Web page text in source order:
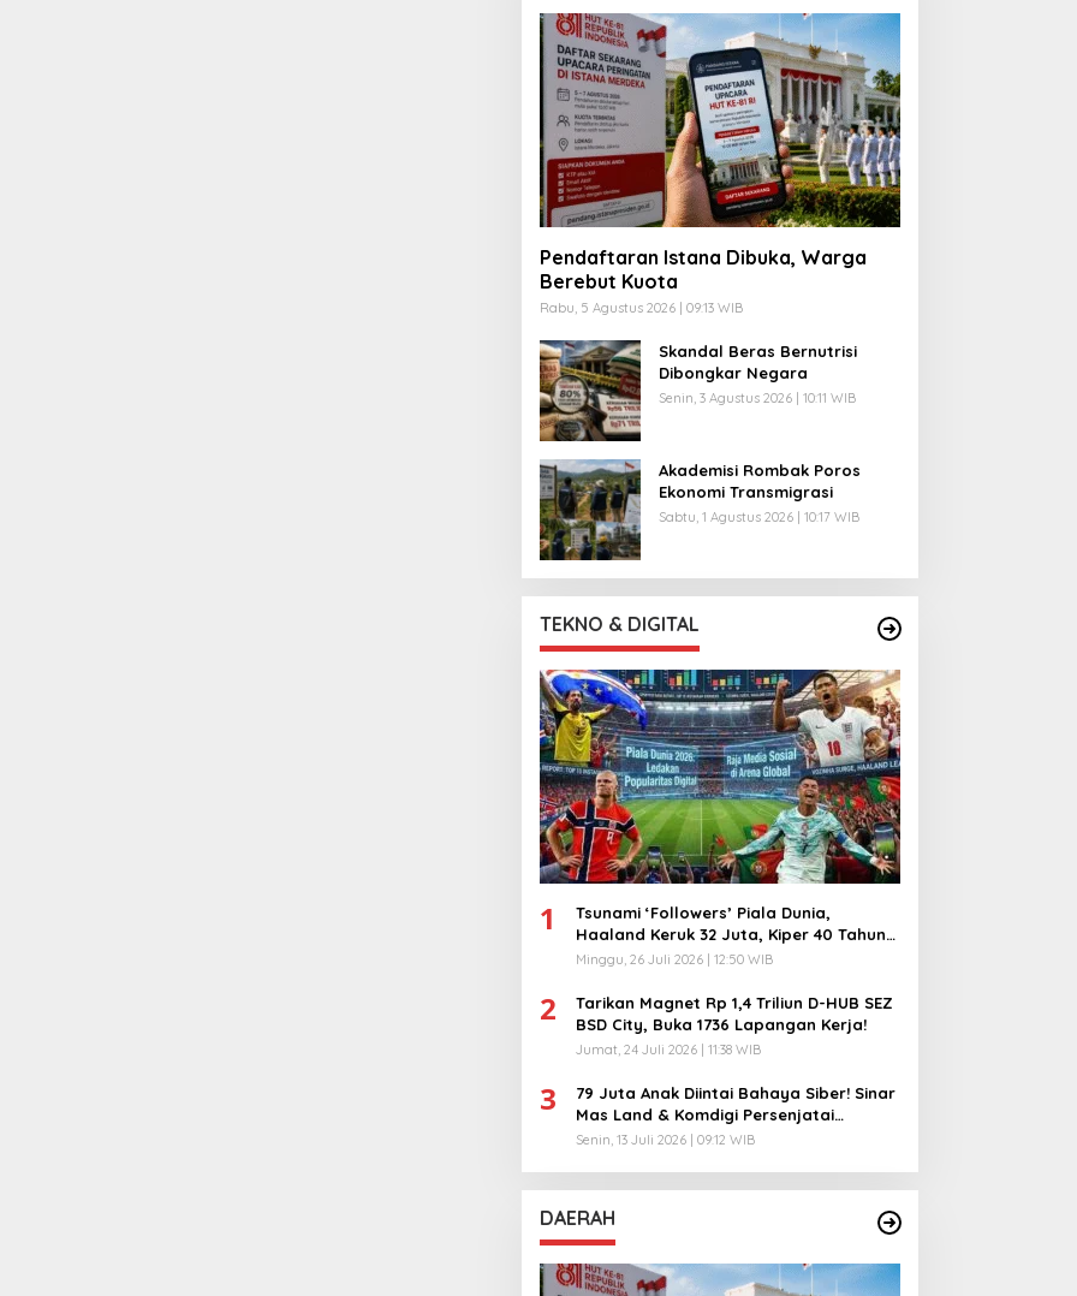
Pendaftaran Istana Dibuka, Warga
Berebut Kuota
Rabu, 5 Agustus 2026 | 09:13 WIB
Skandal Beras Bernutrisi
Dibongkar Negara
Senin, 3 Agustus 2026 | 10:11 WIB
Akademisi Rombak Poros
Ekonomi Transmigrasi
Sabtu, 1 Agustus 2026 | 10:17 WIB
TEKNO & DIGITAL
1
Tsunami ‘Followers’ Piala Dunia,
Haaland Keruk 32 Juta, Kiper 40 Tahun
Bikin Geger!
Minggu, 26 Juli 2026 | 12:50 WIB
2
Tarikan Magnet Rp 1,4 Triliun D-HUB SEZ
BSD City, Buka 1736 Lapangan Kerja!
Jumat, 24 Juli 2026 | 11:38 WIB
3
79 Juta Anak Diintai Bahaya Siber! Sinar
Mas Land & Komdigi Persenjatai
Ratusan Guru!
Senin, 13 Juli 2026 | 09:12 WIB
DAERAH